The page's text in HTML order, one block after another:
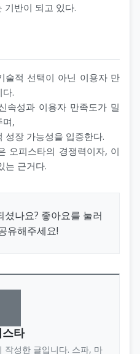
기반이 되고 있다.
술적 선택이 아닌 이용자 만
.
속성과 이용자 만족도가 밀
며,
성장 가능성을 입증한다.
오피스타의 경쟁력이자, 이
는 근거다.
셨나요? 좋아요를 눌러
유해주세요!
타
작성한 글입니다. 스파, 마